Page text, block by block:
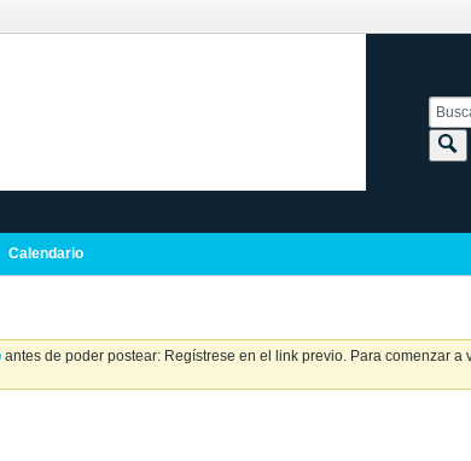
Calendario
antes de poder postear: Regístrese en el link previo. Para comenzar a